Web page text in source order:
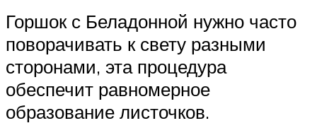
Горшок с Беладонной нужно часто
поворачивать к свету разными
сторонами, эта процедура
обеспечит равномерное
образование листочков.